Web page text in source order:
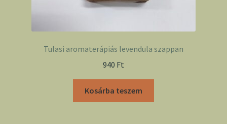
Tulasi aromaterápiás levendula szappan
940 Ft
Kosárba teszem